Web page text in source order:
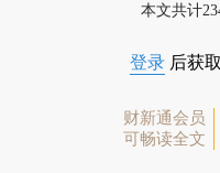
本文共计
登录 后获
财新通会员
可畅读全文